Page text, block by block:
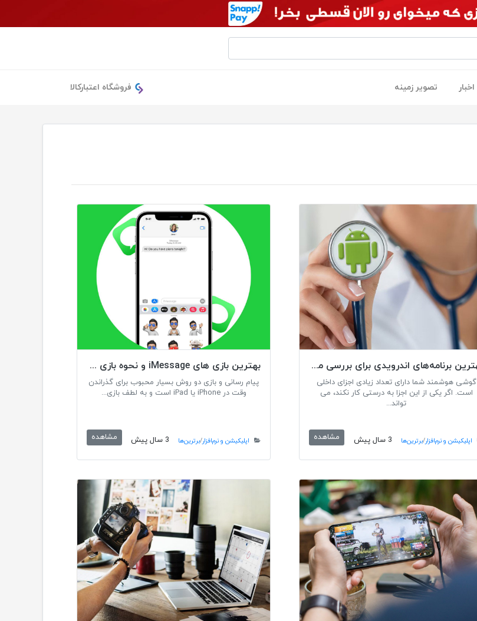
اخبار تصویر زمینه فروشگاه اعتبارکالا
بهترین برنامه‌های اندرویدی برای بررسی مشکل گوشی هوشمند
گوشی هوشمند شما دارای تعداد زیادی اجزای داخلی
است. اگر یکی از این اجزا به درستی کار نکند، می
تواند...
اپلیکیشن و نرم‌افزار/برترین‌ها 3 سال پیش مشاهده
بهترین بازی های iMessage و نحوه بازی آنها با دوستان
پیام رسانی و بازی دو روش بسیار محبوب برای گذراندن
وقت در iPhone یا iPad است و به لطف بازی...
اپلیکیشن و نرم‌افزار/برترین‌ها 3 سال پیش مشاهده